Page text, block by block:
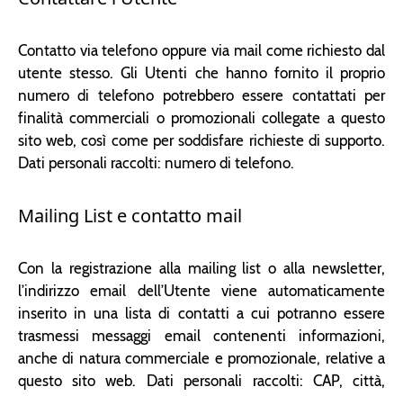
Contatto via telefono oppure via mail come richiesto dal
utente stesso. Gli Utenti che hanno fornito il proprio
numero di telefono potrebbero essere contattati per
finalità commerciali o promozionali collegate a questo
sito web, così come per soddisfare richieste di supporto.
Dati personali raccolti: numero di telefono.
Mailing List e contatto mail
Con la registrazione alla mailing list o alla newsletter,
l’indirizzo email dell’Utente viene automaticamente
inserito in una lista di contatti a cui potranno essere
trasmessi messaggi email contenenti informazioni,
anche di natura commerciale e promozionale, relative a
questo sito web. Dati personali raccolti: CAP, città,